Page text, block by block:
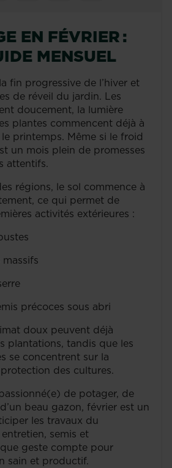
EN FÉVRIER :
MENSUEL
fin progressive de l’hiver et
de réveil du jardin. Les
doucement, la lumière
plantes commencent déjà à
printemps. Même si le froid
un mois plein de promesses
attentifs.
régions, le sol commence à
ce qui permet de
activités extérieures :
précoces sous abri
doux peuvent déjà
plantations, tandis que les
se concentrent sur la
des cultures.
de potager, de
beau gazon, février est un
les travaux du
semis et
geste compte pour
sain et productif.